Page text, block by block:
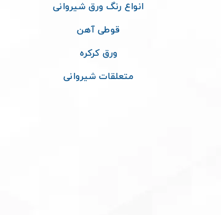
انواع رنگ ورق شیروانی
قوطی آهن
ورق کرکره
متعلقات شیروانی